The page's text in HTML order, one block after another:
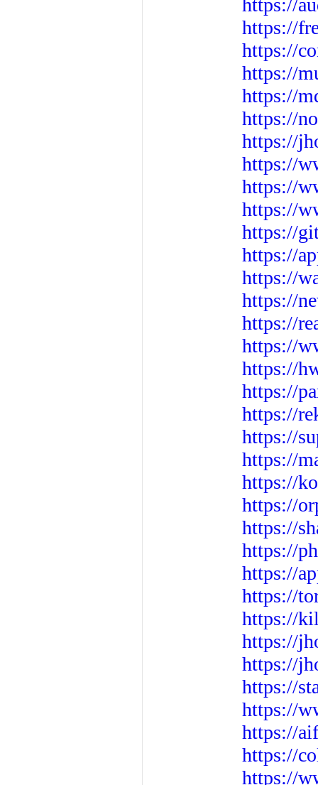
https://
https://
https://
https://
https://
https://
https://
https://
https://
https://
https://
https://
https://
https://
https://
https://
https://
https://
https://
https://
https://
https://
https://
https://
https://
https://
https://
https://
https://
https://
https://
https://
https://
https://
https://